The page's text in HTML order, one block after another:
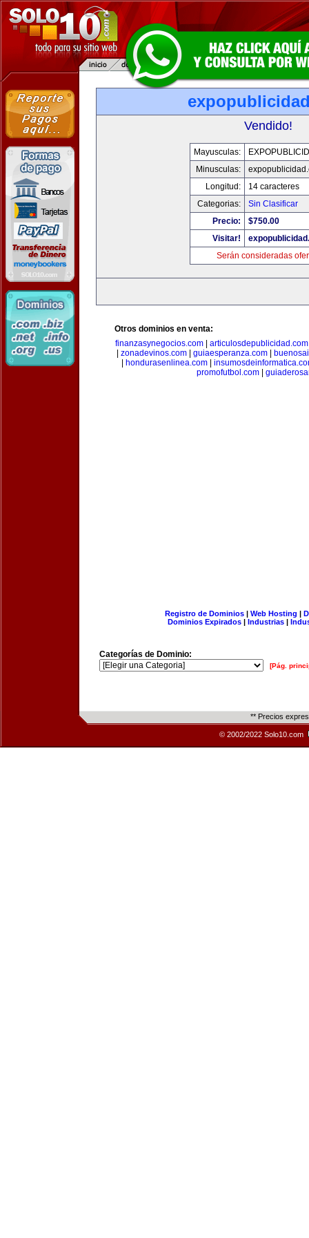
Vendido!
Mayusculas:
Minusculas:
Longitud:
14 caracteres
Categorias:
Sin Clasificar
Precio:
$750.00
Visitar!
Serán consideradas
Otros dominios en venta:
finanzasynegocios.com| articulosdepublicidad.com
zonadevinos.com| guiaesperanza.com|
hondurasenlinea.com|
promofutbol.com
Registro de Dominios| Web Hosting |
Dominios Expirados | Industrias |
Categorías de Dominio:
[Pág.
** Precios
© 2002/2022 Solo10.com